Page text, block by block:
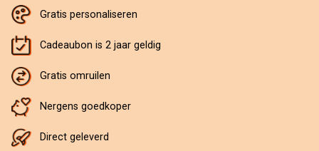
Gratis personaliseren
Cadeaubon is 2 jaar geldig
Gratis omruilen
Nergens goedkoper
Direct geleverd